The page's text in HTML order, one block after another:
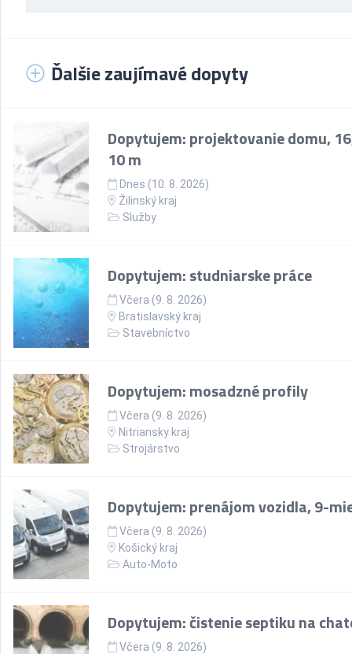
Ďalšie zaujímavé dopyty
Dopytujem: projektovanie domu,
10 m
Dnes (10. 8. 2026)
Žilinský kraj
Služby
Dopytujem: studniarske práce
Včera (9. 8. 2026)
Bratislavský kraj
Stavebníctvo
Dopytujem: mosadzné profily
Včera (9. 8. 2026)
Nitriansky kraj
Strojárstvo
Dopytujem: prenájom vozidla, 9-
Včera (9. 8. 2026)
Košický kraj
Auto-Moto
Dopytujem: čistenie septiku na
Včera (9. 8. 2026)